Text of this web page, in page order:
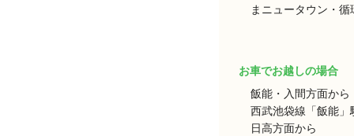
まニュータウン・
お車でお越しの場合
飯能・入間方面から
西武池袋線「飯能
日高方面から